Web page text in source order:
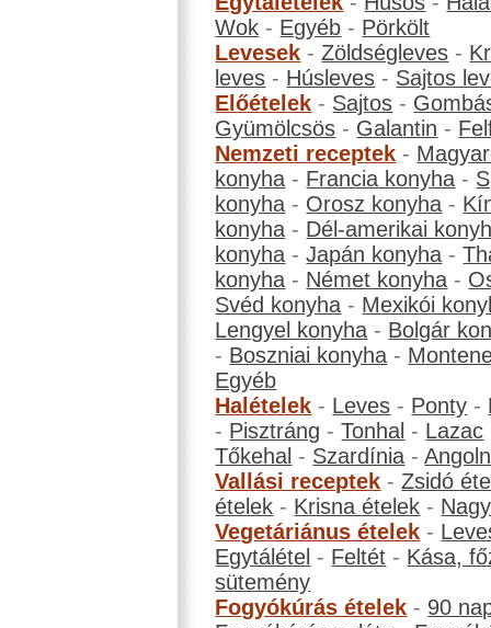
Wok - Egyéb - Pörkölt
Levesek -Zöldségleves -
leves - Húsleves - Sajtos
Előételek - Sajtos -
Gyümölcsös - Galantin -
Nemzeti receptek -
konyha - Francia konyha -
konyha - Orosz konyha -
konyha - Dél-amerikai
konyha -Japán konyha -
konyha - Német konyha -
Svéd konyha - Mexikói
Lengyel konyha - Bolgár
- Boszniai konyha -
Egyéb
Halételek - Leves - Ponty -
- Pisztráng -Tonhal - Lazac
Tőkehal - Szardínia -
Vallási receptek -Zsidó
ételek - Krisna ételek -
Vegetáriánus ételek -
Egytálétel - Feltét - Kása,
sütemény
Fogyókúrás ételek - 90